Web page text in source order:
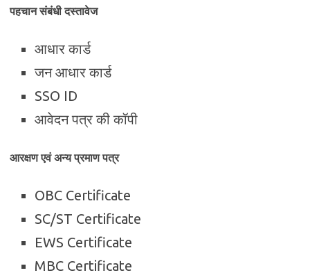
पहचान संबंधी दस्तावेज
आधार कार्ड
जन आधार कार्ड
SSO ID
आवेदन पत्र की कॉपी
आरक्षण एवं अन्य प्रमाण पत्र
OBC Certificate
SC/ST Certificate
EWS Certificate
MBC Certificate